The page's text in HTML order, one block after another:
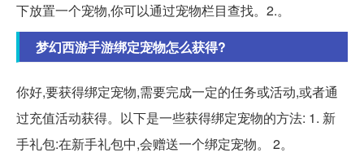
下放置一个宠物,你可以通过宠物栏目查找。2.。
梦幻西游手游绑定宠物怎么获得?
你好,要获得绑定宠物,需要完成一定的任务或活动,或者通
过充值活动获得。以下是一些获得绑定宠物的方法: 1. 新
手礼包:在新手礼包中,会赠送一个绑定宠物。 2。